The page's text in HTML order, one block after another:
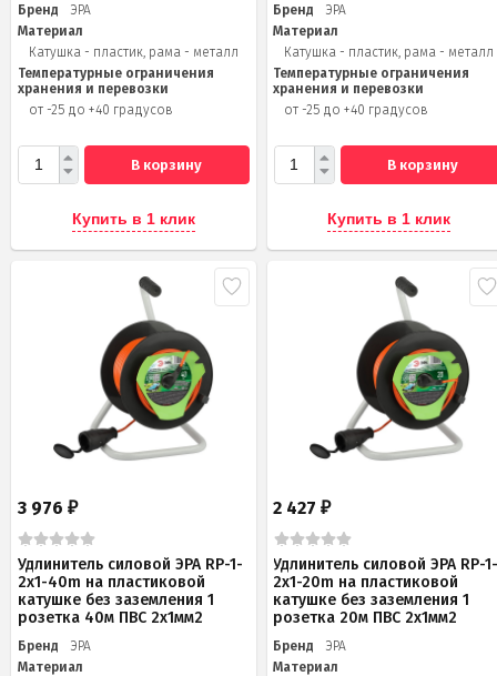
Бренд
ЭРА
Материал
Катушка - пластик, рама - металл
Температурные ограничения
хранения и перевозки
от -25 до +40 градусов
В корзину
Купить в 1 клик
Бренд
ЭРА
Материал
Катушка - пластик, рама - металл
Температурные ограничения
хранения и перевозки
от -25 до +40 градусов
В корзину
Купить в 1 клик
3 976 ₽
Удлинитель силовой ЭРА RP-1-
2x1-40m на пластиковой
катушке без заземления 1
розетка 40м ПВС 2x1мм2
Бренд
ЭРА
Материал
2 427₽
Удлинитель силовой ЭРА RP-
2x1-20m на пластиковой
катушке без заземления 1
розетка 20м ПВС 2х1мм2
Бренд
ЭРА
Материал